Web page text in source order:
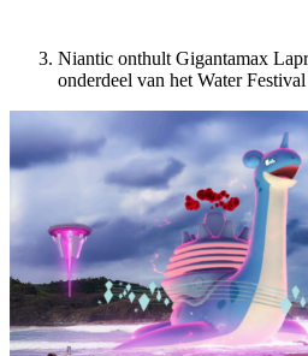
Niantic onthult Gigantamax
onderdeel van het Water Festival